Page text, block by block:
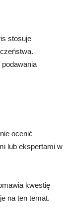
stosuje
ocenić
lub ekspertami w
kwestię
na ten temat.